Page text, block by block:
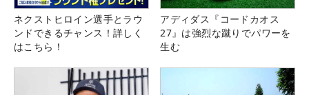
ネクストヒロイン選手とラウ
ンドできるチャンス！詳しく
はこちら！
アディダス『コードカオス
27』は強烈な蹴りでパワーを
生む